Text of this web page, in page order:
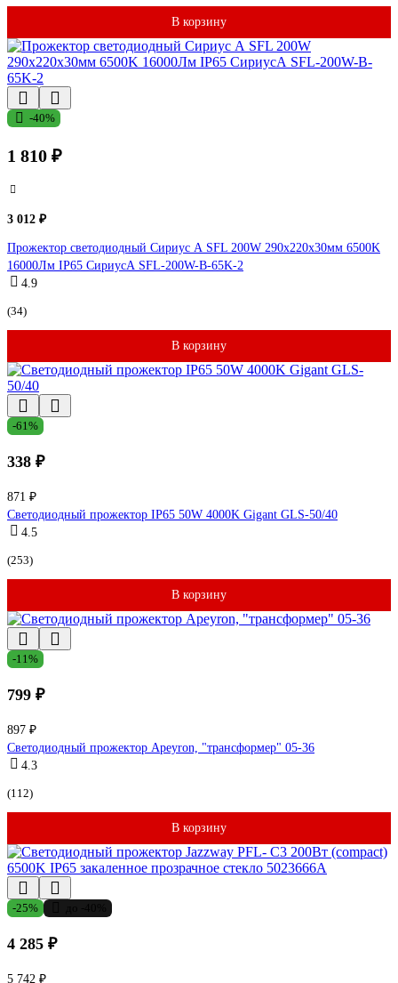
В корзину
-40%
1 810 ₽
3 012 ₽
Прожектор светодиодный Сириус А SFL 200W 290x220x30мм 6500K
16000Лм IP65 СириусА SFL-200W-B-65K-2
4.9
(34)
В корзину
-61%
338 ₽
871 ₽
Светодиодный прожектор IP65 50W 4000K Gigant GLS-50/40
4.5
(253)
В корзину
-11%
799 ₽
897 ₽
Светодиодный прожектор Apeyron, "трансформер" 05-36
4.3
(112)
В корзину
-25%
4 285 ₽
5 742 ₽